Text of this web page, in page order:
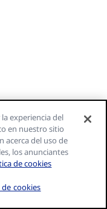
experiencia del
en nuestro sitio
acerca del uso de
los anunciantes
de cookies
cookies